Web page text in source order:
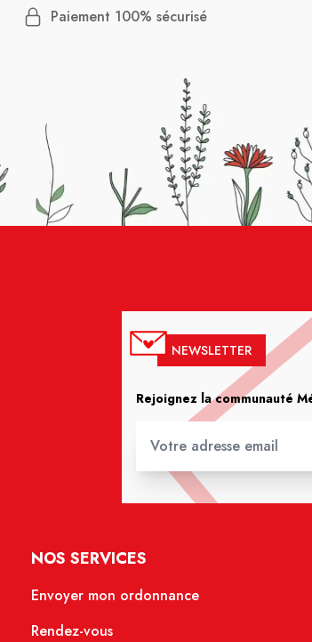
Paiement 100% sécurisé
NEWSLETTER
Rejoignez la communauté
NOS SERVICES
Envoyer mon ordonnance
Rendez-vous